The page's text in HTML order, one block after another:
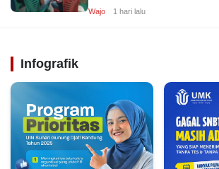
Wajo 1 hari lalu
Infografik